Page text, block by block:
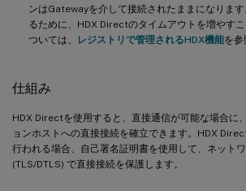
ンはGatewayを介して接続されたままになりま
るために、HDX Directのタイムアウトを増やす
ついては、
レジストリで管理されるHDX機能を参
仕組み
HDX Directを使用すると、直接通信が可能な場合に
ョンホストへの直接接続を確立できます。HDX
行われる場合、自己署名証明書を使用して、ネット
(TLS/DTLS) で直接接続を保護します。